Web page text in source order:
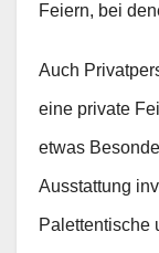
Feiern, bei
Auch
eine private
etwas
Ausstattung
Palettentische